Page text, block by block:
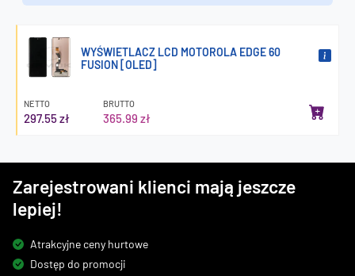
WYŚWIETLACZ LCD MOTOROLA EDGE 60
FUSION [OLED]
NETTO
297.55 zł
BRUTTO
365.99 zł
Zarejestrowani klienci mają jeszcze
lepiej!
Atrakcyjne ceny hurtowe
Dostęp do promocji